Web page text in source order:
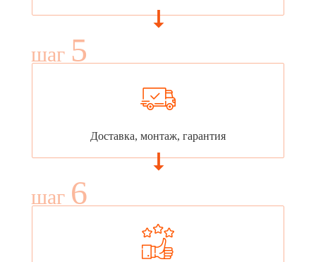
шаг 5
Доставка, монтаж, гарантия
шаг 6